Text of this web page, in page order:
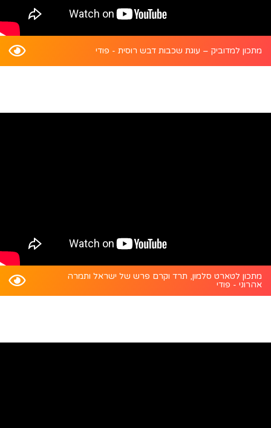
מתכון למדוביק – עוגת שכבות דבש רוסית - פודי
מתכון לטארט סלמון, תרד וקרם פרש של ישראל ותמרה
אהרוני - פודי